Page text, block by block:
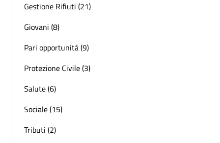
Gestione Rifiuti (21)
Giovani (8)
Pari opportunità (9)
Protezione Civile (3)
Salute (6)
Sociale (15)
Tributi (2)